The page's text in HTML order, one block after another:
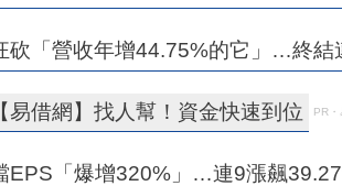
砍「營收年增44.75%的它」…終
易借網】找人幫！資金快速到位 PR・
EPS「爆增320%」…連9漲飆